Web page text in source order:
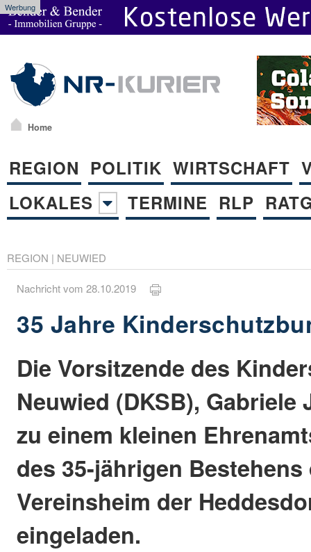
Werbung
Home
REGION POLITIK WIRTSCHAFT
LOKALES
TERMINE RLP
REGION | NEUWIED
Nachricht vom 28.10.2019
35 Jahre
Die Vorsitzende des
Neuwied (DKSB),
zu einem kleinen
des 35-jährigen
Vereinsheim der
eingeladen.